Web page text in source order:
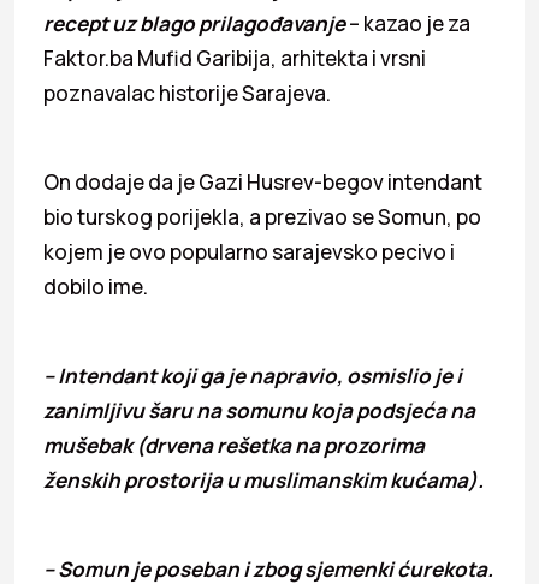
recept uz blago prilagođavanje– kazao je za
Faktor.ba Mufid Garibija, arhitekta i vrsni
poznavalac historije Sarajeva.
On dodaje da je Gazi Husrev-begov intendant
bio turskog porijekla, a prezivao se Somun, po
kojem je ovo popularno sarajevsko pecivo i
dobilo ime.
– Intendant koji ga je napravio, osmislio je i
zanimljivu šaru na somunu koja podsjeća na
mušebak (drvena rešetka na prozorima
ženskih prostorija u muslimanskim kućama).
– Somun je poseban i zbog sjemenki ćurekota.